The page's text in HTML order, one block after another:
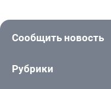
Сообщить новость
Рубрики